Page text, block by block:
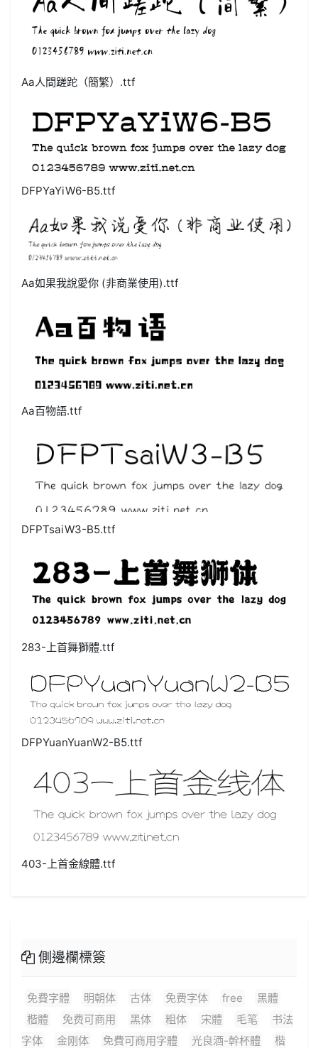
Aa人間蹉跎（簡繁）.ttf
DFPYaYiW6-B5.ttf
Aa如果我說愛你 (非商業使用).ttf
Aa百物語.ttf
DFPTsaiW3-B5.ttf
283-上首舞獅體.ttf
DFPYuanYuanW2-B5.ttf
403-上首金線體.ttf
側邊欄標簽
免費字體 明朝体 古体 免费字体 free
黑體
楷體
免费可商用 黑体 粗体 宋體 毛笔
书法
字体
金刚体 免費可商用字體 光良酒-幹杯體 楷